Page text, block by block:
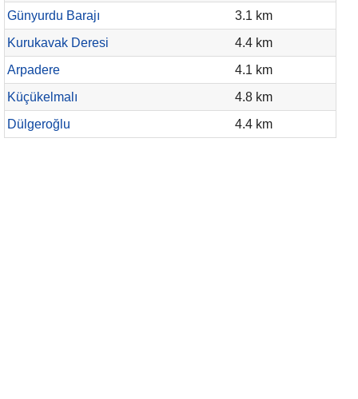
Günyurdu Barajı
3.1 km
Kurukavak Deresi
4.4 km
Arpadere
4.1 km
Küçükelmalı
4.8 km
Dülgeroğlu
4.4 km